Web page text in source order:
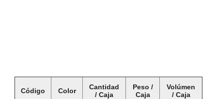
Código Color
Cantidad
/ Caja
Peso /
Caja
Volúmen
/ Caja